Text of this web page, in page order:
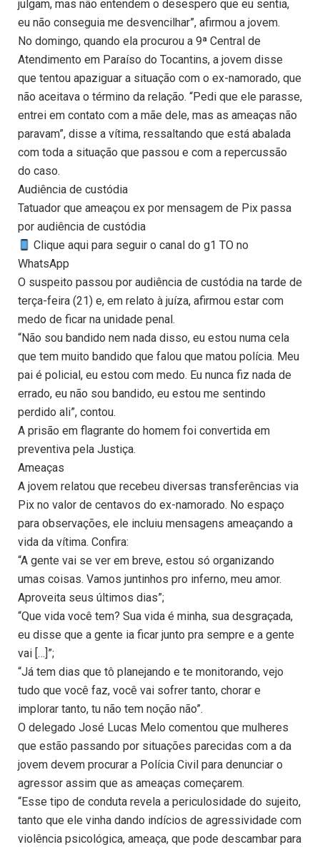
julgam, mas não entendem o desespero que eu sentia,
eu não conseguia me desvencilhar”, afirmou a jovem.
No domingo, quando ela procurou a 9ª Central de
Atendimento em Paraíso do Tocantins, a jovem disse
que tentou apaziguar a situação com o ex-namorado, que
não aceitava o término da relação. “Pedi que ele parasse,
entrei em contato com a mãe dele, mas as ameaças não
paravam”, disse a vítima, ressaltando que está abalada
com toda a situação que passou e com a repercussão
do caso.
Audiência de custódia
Tatuador que ameaçou ex por mensagem de Pix passa
por audiência de custódia
Clique aqui para seguir o canal do g1 TO no
WhatsApp
O suspeito passou por audiência de custódia na tarde de
terça-feira (21) e, em relato à juíza, afirmou estar com
medo de ficar na unidade penal.
“Não sou bandido nem nada disso, eu estou numa cela
que tem muito bandido que falou que matou polícia. Meu
pai é policial, eu estou com medo. Eu nunca fiz nada de
errado, eu não sou bandido, eu estou me sentindo
perdido ali”, contou.
A prisão em flagrante do homem foi convertida em
preventiva pela Justiça.
Ameaças
A jovem relatou que recebeu diversas transferências via
Pix no valor de centavos do ex-namorado. No espaço
para observações, ele incluiu mensagens ameaçando a
vida da vítima. Confira:
“A gente vai se ver em breve, estou só organizando
umas coisas. Vamos juntinhos pro inferno, meu amor.
Aproveita seus últimos dias”;
“Que vida você tem? Sua vida é minha, sua desgraçada,
eu disse que a gente ia ficar junto pra sempre e a gente
vai […]”;
“Já tem dias que tô planejando e te monitorando, vejo
tudo que você faz, você vai sofrer tanto, chorar e
implorar tanto, tu não tem noção não”.
O delegado José Lucas Melo comentou que mulheres
que estão passando por situações parecidas com a da
jovem devem procurar a Polícia Civil para denunciar o
agressor assim que as ameaças começarem.
“Esse tipo de conduta revela a periculosidade do sujeito,
tanto que ele vinha dando indícios de agressividade com
violência psicológica, ameaça, que pode descambar para